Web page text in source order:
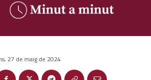
27 de maig de 2024